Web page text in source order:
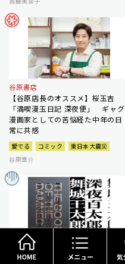
谷原書店
【谷原店長のオススメ】桜玉吉
「満喫漫玉日記 深夜便」 ギャグ
漫画家としての苦悩経た中年の日
常に共感
愛でる コミック
東日本大震災
谷原章介
朝宮運河のホラーワールド渉猟
怪奇・幻想好きが拍手喝采するホ